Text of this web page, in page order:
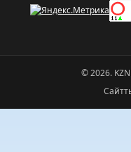
© 2026.